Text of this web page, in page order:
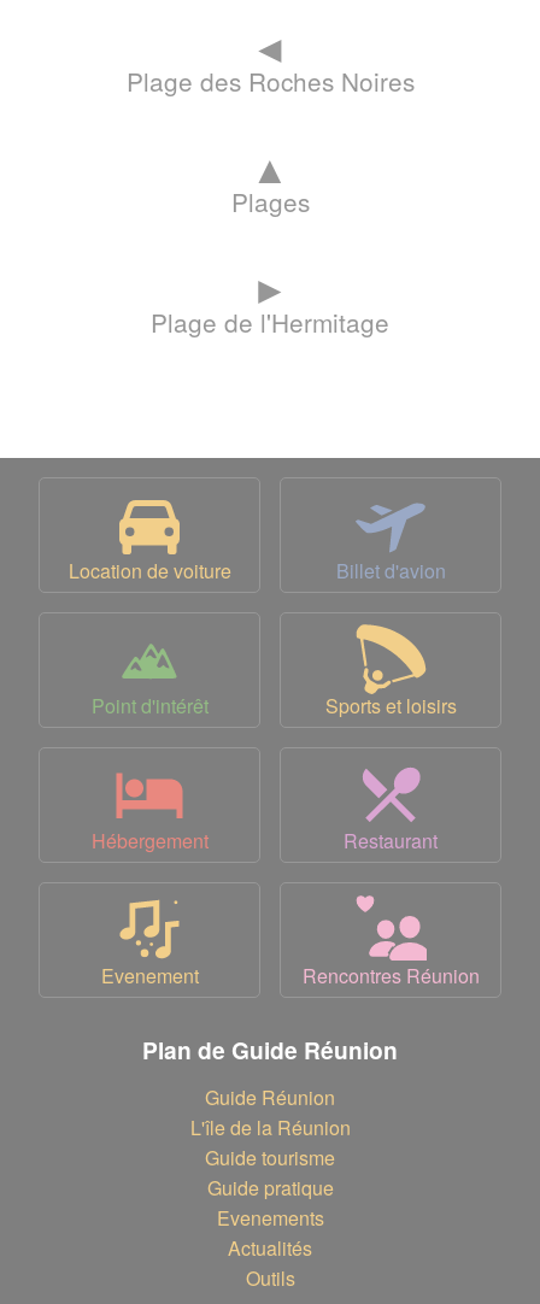
◄
Plage des Roches Noires
▲
Plages
►
Plage de l'Hermitage
Location de voiture Billet d'avion
Point d'intérêt Sports et loisirs
Hébergement Restaurant
Evenement Rencontres Réunion
Plan de Guide Réunion
Guide Réunion
L'île de la Réunion
Guide tourisme
Guide pratique
Evenements
Actualités
Outils